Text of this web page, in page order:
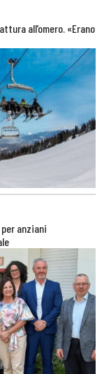
all’omero. «Erano
anziani